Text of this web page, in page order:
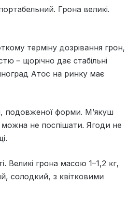
Грона великі.
терміну дозрівання грон,
– щорічно дає стабільні
Атос на ринку має
подовженої форми. М’якуш
не поспішати. Ягоди не
грона масою 1–1,2 кг,
солодкий, з квітковими